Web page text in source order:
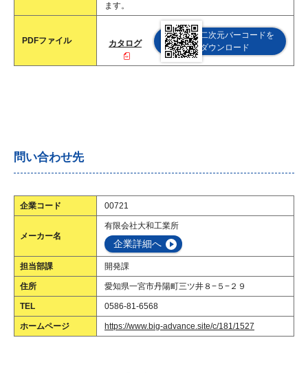
ます。
PDFファイル カタログ
二次元バーコードを
ダウンロード
問い合わせ先
企業コード 00721
メーカー名
有限会社大和工業所
企業詳細へ
担当部課 開発課
住所 愛知県一宮市丹陽町三ツ井８−５−２９
TEL 0586-81-6568
ホームページ https://www.big-advance.site/c/181/1527